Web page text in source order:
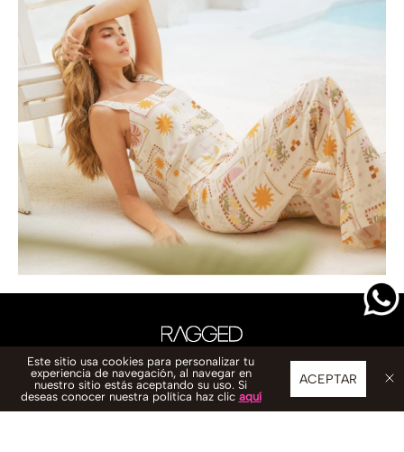
ACEPTAR
Este sitio usa cookies para personalizar tu
experiencia de navegación, al navegar en
nuestro sitio estás aceptando su uso. Si
deseas conocer nuestra política haz clic aquí